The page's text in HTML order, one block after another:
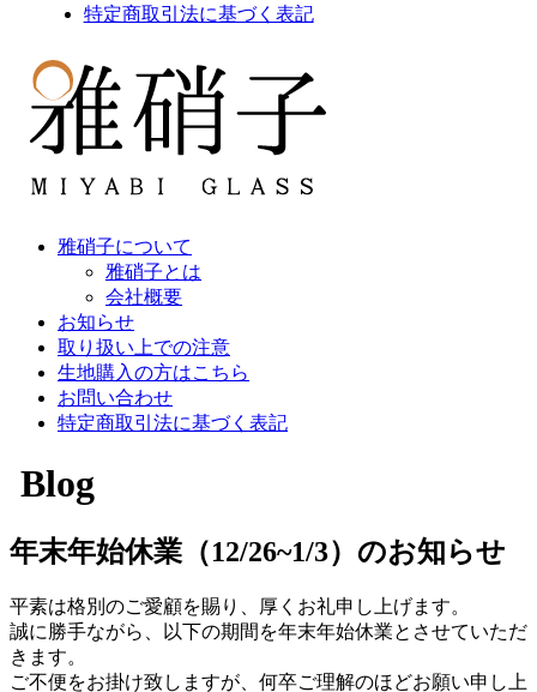
特定商取引法に基づく表記
雅硝子について
雅硝子とは
会社概要
お知らせ
取り扱い上での注意
生地購入の方はこちら
お問い合わせ
特定商取引法に基づく表記
Blog
年末年始休業（12/26~1/3）のお知らせ
平素は格別のご愛顧を賜り、厚くお礼申し上げます。
誠に勝手ながら、以下の期間を年末年始休業とさせていただ
きます。
ご不便をお掛け致しますが、何卒ご理解のほどお願い申し上